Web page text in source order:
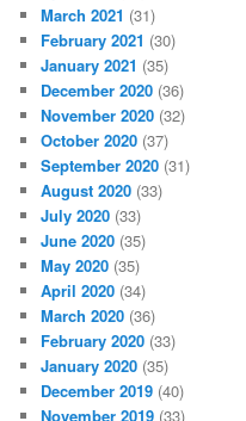
March 2021 (31)
February 2021 (30)
January 2021 (35)
December 2020 (36)
November 2020 (32)
October 2020 (37)
September 2020 (31)
August 2020 (33)
July 2020 (33)
June 2020 (35)
May 2020 (35)
April 2020 (34)
March 2020 (36)
February 2020 (33)
January 2020 (35)
December 2019 (40)
November 2019 (33)